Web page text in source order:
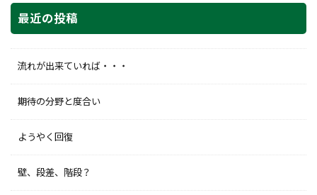
最近の投稿
流れが出来ていれば・・・
期待の分野と度合い
ようやく回復
壁、段差、階段？